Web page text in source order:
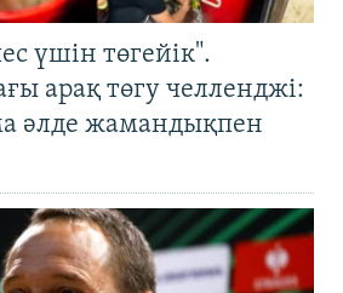
үшін төгейік".
арақ төгу челленджі:
әлде жамандықпен